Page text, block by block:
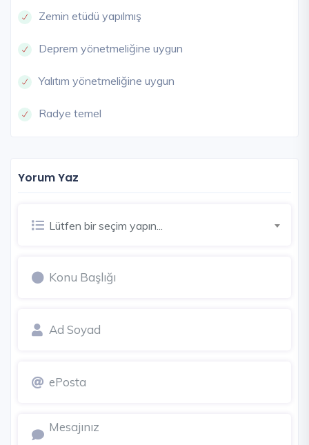
Zemin etüdü yapılmış
Deprem yönetmeliğine uygun
Yalıtım yönetmeliğine uygun
Radye temel
Yorum Yaz
Lütfen bir seçim yapın...